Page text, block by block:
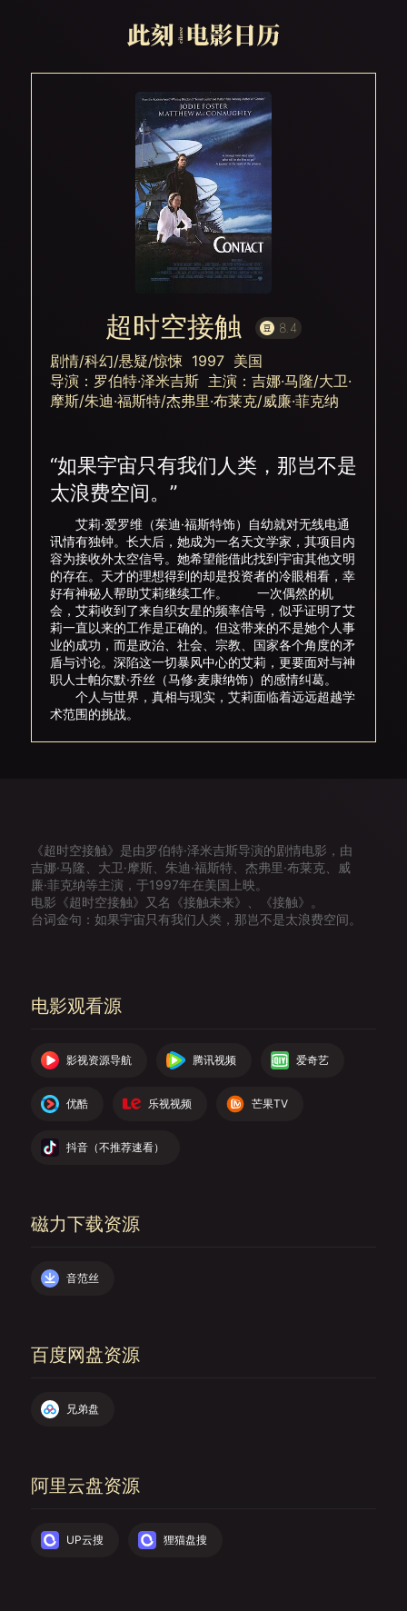
超时空接触 8.4
剧情/科幻/悬疑/惊悚 1997 美国
导演：罗伯特·泽米吉斯 主演：吉娜·马隆/大卫·
摩斯/朱迪·福斯特/杰弗里·布莱克/威廉·菲克纳
“如果宇宙只有我们人类，那岂不是
太浪费空间。”
艾莉·爱罗维（茱迪·福斯特饰）自幼就对无线电通
讯情有独钟。长大后，她成为一名天文学家，其项目内
容为接收外太空信号。她希望能借此找到宇宙其他文明
的存在。天才的理想得到的却是投资者的冷眼相看，幸
好有神秘人帮助艾莉继续工作。 一次偶然的机
会，艾莉收到了来自织女星的频率信号，似乎证明了艾
莉一直以来的工作是正确的。但这带来的不是她个人事
业的成功，而是政治、社会、宗教、国家各个角度的矛
盾与讨论。深陷这一切暴风中心的艾莉，更要面对与神
职人士帕尔默·乔丝（马修·麦康纳饰）的感情纠葛。
个人与世界，真相与现实，艾莉面临着远远超越学
术范围的挑战。
《超时空接触》是由罗伯特·泽米吉斯导演的剧情电影，由
吉娜·马隆、大卫·摩斯、朱迪·福斯特、杰弗里·布莱克、威
廉·菲克纳等主演，于1997年在美国上映。
电影《超时空接触》又名《接触未来》、《接触》。
台词金句：如果宇宙只有我们人类，那岂不是太浪费空间。
电影观看源
影视资源导航 腾讯视频 爱奇艺
优酷 乐视视频 芒果TV
抖音（不推荐速看）
磁力下载资源
音范丝
百度网盘资源
兄弟盘
阿里云盘资源
UP云搜 狸猫盘搜